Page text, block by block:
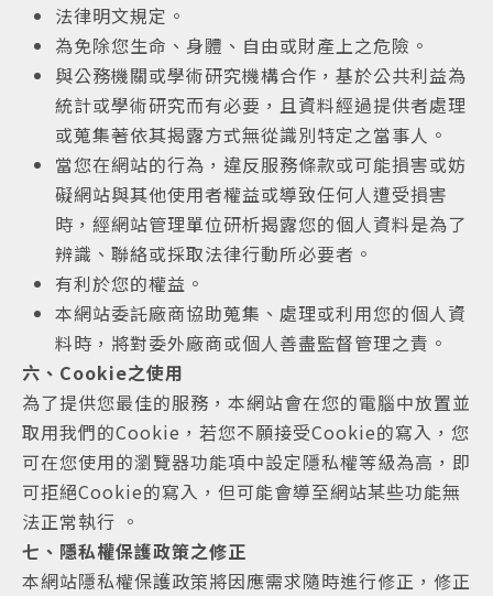
法律明文規定。
為免除您生命、身體、自由或財產上之危險。
與公務機關或學術研究機構合作，基於公共利益為
統計或學術研究而有必要，且資料經過提供者處理
或蒐集著依其揭露方式無從識別特定之當事人。
當您在網站的行為，違反服務條款或可能損害或妨
礙網站與其他使用者權益或導致任何人遭受損害
時，經網站管理單位研析揭露您的個人資料是為了
辨識、聯絡或採取法律行動所必要者。
有利於您的權益。
本網站委託廠商協助蒐集、處理或利用您的個人資
料時，將對委外廠商或個人善盡監督管理之責。
六、Cookie之使用
為了提供您最佳的服務，本網站會在您的電腦中放置並
取用我們的Cookie，若您不願接受Cookie的寫入，您
可在您使用的瀏覽器功能項中設定隱私權等級為高，即
可拒絕Cookie的寫入，但可能會導至網站某些功能無
法正常執行 。
七、隱私權保護政策之修正
本網站隱私權保護政策將因應需求隨時進行修正，修正